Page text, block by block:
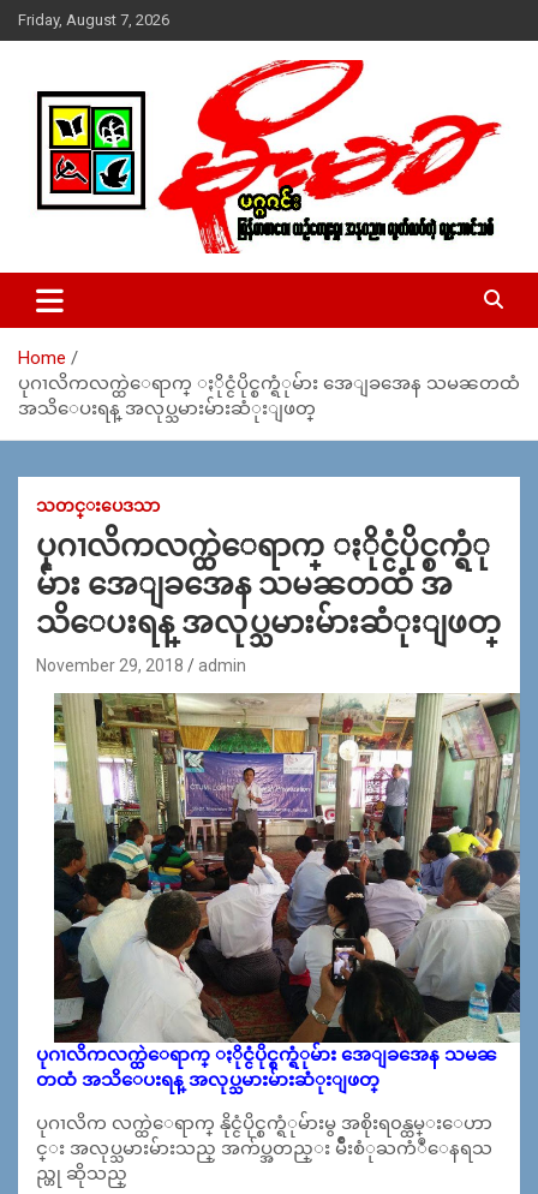
Skip
to
Friday, August 7, 2026
MoeMaKa Burmese News &
Media
ယ္ေရး – အမွတ္ ၂၅၄၊ ပထပ္၊ လမ္း ၄၀၊ ေက်ာက္တံတား၊ ရန္ကုန္။
(ဖုုံး – ၀၉ ၂၅၂ ၂၄၉ ၀၉၄ ၊ ၀၉ ၄၂၁ ၇၄၃ ၇၅၃ ၊ ၀၉ ၅၀၄ ၁၀ ၅၈) ျ
ဇာေစ်းသစ္ ။ ၀၉ ၇၈၆၈၃၇ ၃၀၅ / ၀၉ ၉၆၃၆၉၉၈၃၄
Home
ပုဂၢလိကလက္ထဲေရာက္ ႏိုင္ငံပိုင္စက္ရံုမ်ား အေျခအေန သမၼတထံ
အသိေပးရန္ အလုပ္သမားမ်ားဆံုးျဖတ္
သတင္းပေဒသာ
ပုဂၢလိကလက္ထဲေရာက္ ႏိုင္ငံပိုင္စက္ရံု
မ်ား အေျခအေန သမၼတထံ အ
သိေပးရန္ အလုပ္သမားမ်ားဆံုးျဖတ္
November 29, 2018 admin
ပုဂၢလိကလက္ထဲေရာက္ ႏိုင္ငံပိုင္စက္ရံုမ်ား အေျခအေန သမၼ
တထံ အသိေပးရန္ အလုပ္သမားမ်ားဆံုးျဖတ္
ပုဂၢလိက လက္ထဲေရာက္ နိုင္ငံပိုင္စက္ရံုမ်ားမွ အစိုးရ၀န္ထမ္းေဟာ
င္း အလုပ္သမားမ်ားသည္ အက်ပ္အတည္း မ်ိဳးစံုႀကံဳေနရသ
ည္ဟု ဆိုသည္